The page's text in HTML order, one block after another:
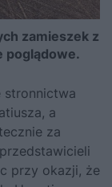
zamieszek z
poglądowe.
stronnictwa
a
za
przy okazji, że